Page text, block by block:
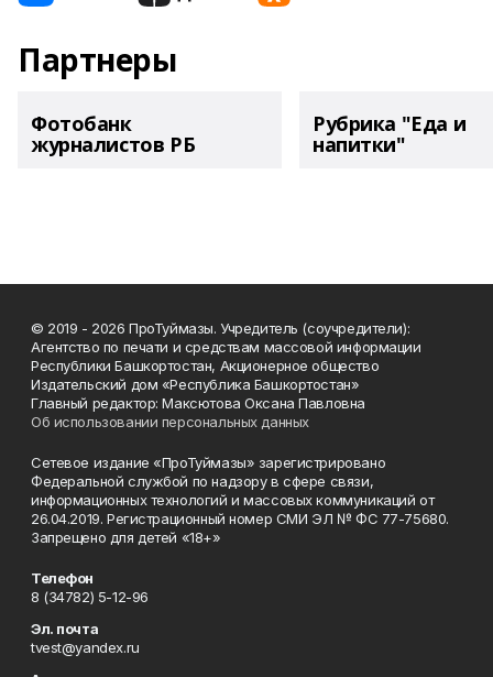
Партнеры
Фотобанк
журналистов РБ
Рубрика "Еда и
напитки"
© 2019 - 2026 ПроТуймазы. Учредитель (соучредители):
Агентство по печати и средствам массовой информации
Республики Башкортостан, Акционерное общество
Издательский дом «Республика Башкортостан»
Главный редактор: Максютова Оксана Павловна
Об использовании персональных данных
Сетевое издание «ПроТуймазы» зарегистрировано
Федеральной службой по надзору в сфере связи,
информационных технологий и массовых коммуникаций от
26.04.2019. Регистрационный номер СМИ ЭЛ № ФС 77-75680.
Запрещено для детей «18+»
Телефон
8 (34782) 5-12-96
Эл. почта
tvest@yandex.ru